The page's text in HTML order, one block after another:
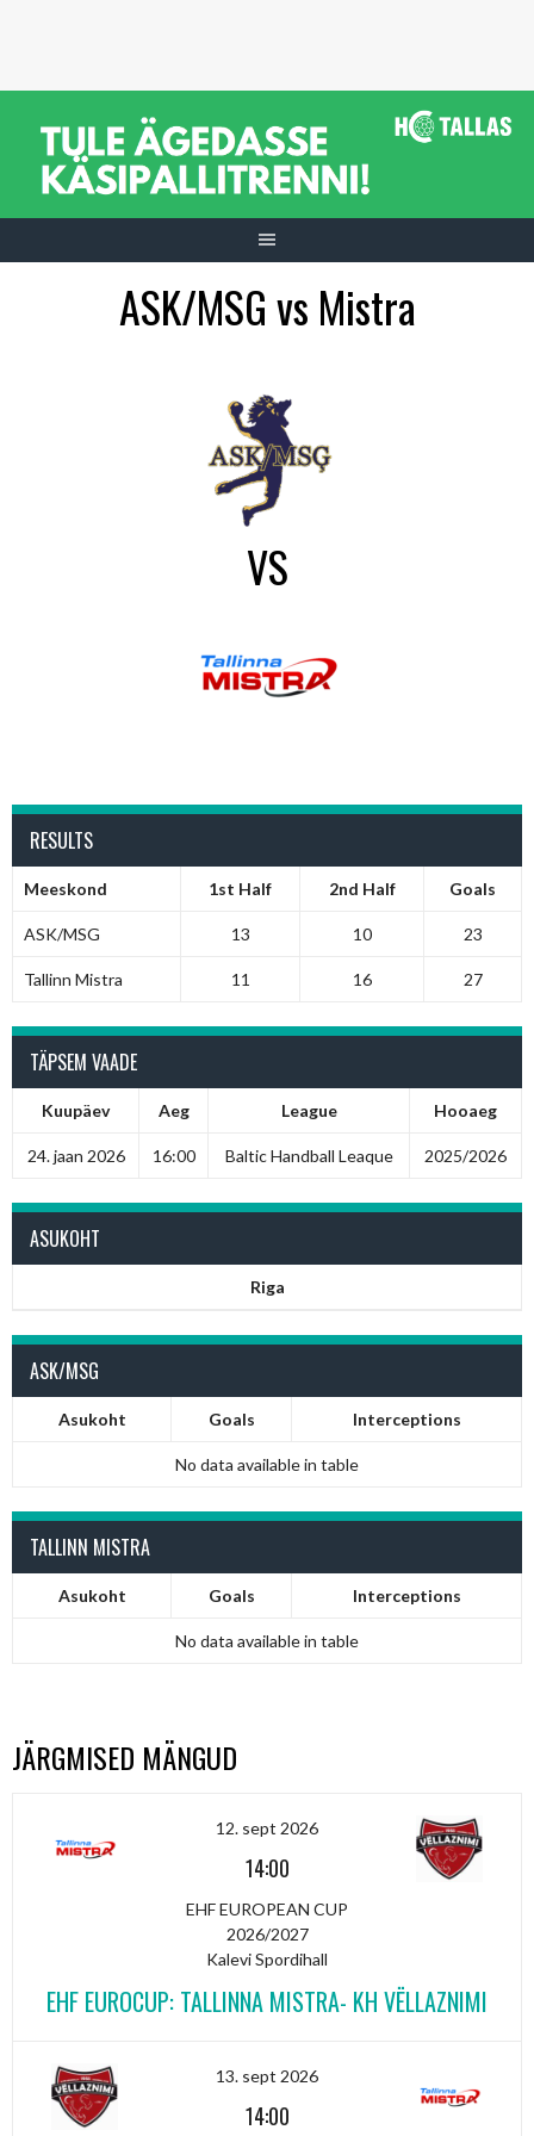
ASK/MSG vs Mistra
VS
RESULTS
Meeskond 1st Half 2nd Half Goals
ASK/MSG 13 10 23
Tallinn Mistra 11 16 27
TÄPSEM VAADE
Kuupäev Aeg League Hooaeg
24. jaan 2026 16:00 Baltic Handball Leaque 2025/2026
ASUKOHT
Riga
ASK/MSG
Asukoht Goals Interceptions
No data available in table
TALLINN MISTRA
Asukoht Goals Interceptions
No data available in table
JÄRGMISED MÄNGUD
12. sept 2026
14:00
EHF EUROPEAN CUP
2026/2027
Kalevi Spordihall
EHF EUROCUP: TALLINNA MISTRA- KH VËLLAZNIMI
13. sept 2026
14:00